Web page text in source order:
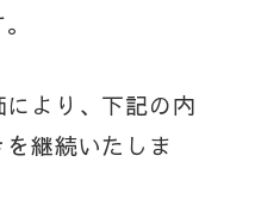
より、下記の内
継続いたしま